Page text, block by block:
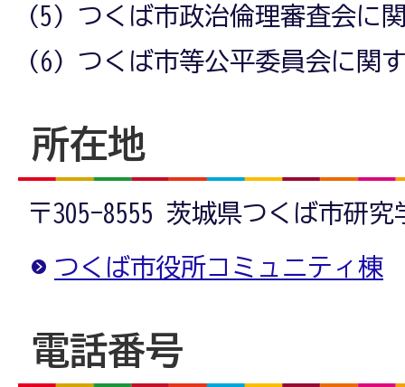
(5) つくば市政治倫理審査会に
(6) つくば市等公平委員会に関
所在地
〒305-8555 茨城県つくば市研究
つくば市役所コミュニティ棟
電話番号